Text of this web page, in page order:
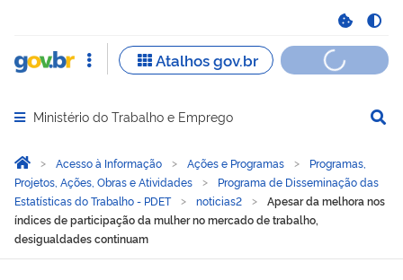
Abrir menu principal de navegação
Ministério do Trabalho e Emprego
Você está aqui:
Página Inicial
Acesso à Informação Ações e Programas
Programas,
Projetos, Ações, Obras e Atividades
Programa de Disseminação das
Estatísticas do Trabalho - PDET
noticias2
Apesar da melhora nos
índices de participação da mulher no mercado de trabalho,
desigualdades continuam